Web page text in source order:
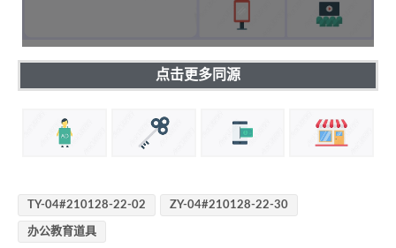
点击更多同源
TY-04#210128-22-02 ZY-04#210128-22-30
办公教育道具